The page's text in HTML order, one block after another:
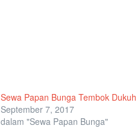
Sewa Papan Bunga Tembok Dukuh
September 7, 2017
dalam "Sewa Papan Bunga"